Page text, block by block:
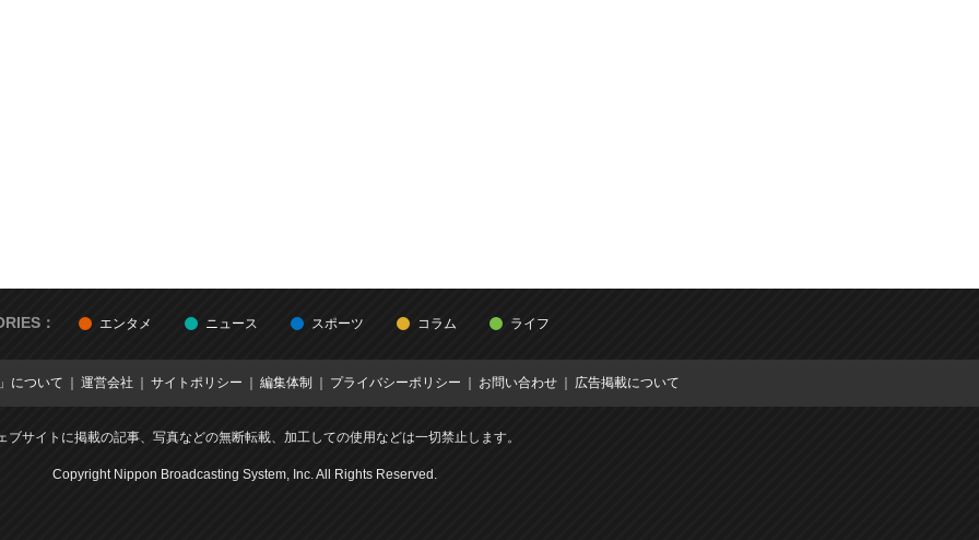
： エンタメ ニュース スポーツ コラム ライフ
について 運営会社 サイトポリシー 編集体制 プライバシーポリシー お問い合わせ 広告掲載について
ブサイトに掲載の記事、写真などの無断転載、加工しての使用などは一切禁止します。
Copyright Nippon Broadcasting System, Inc. All Rights Reserved.